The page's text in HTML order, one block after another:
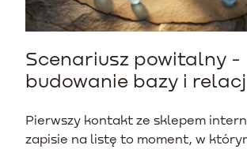
Scenariusz powitalny -
budowanie bazy i
Pierwszy kontakt ze sklepem
zapisie na listę to moment, w